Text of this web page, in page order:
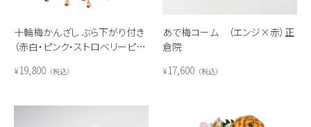
十輪梅かんざし ぶら下がり付き
（赤白・ピンク・ストロベリーピン
¥19,800 税込
あで梅コーム （エンジ×赤）正
倉院
¥17,600 税込